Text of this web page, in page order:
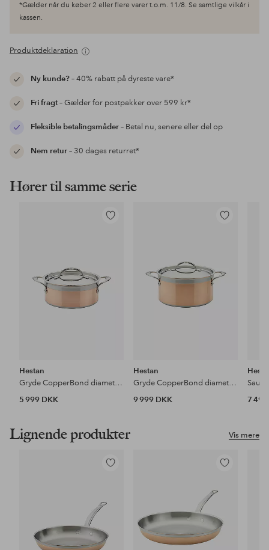
*Gælder når du køber 2 eller flere varer t.o.m. 11/8. Se samtlige vilkår i
kassen.
Produktdeklaration
Ny kunde?– 40% rabatt på dyreste vare*
Fri fragt– Gælder for postpakker over 599 kr*
Fleksible betalingsmåder– Betal nu, senere eller del op
Nem retur– 30 dages returret*
Hører til samme serie
Tilføj
Hestan
Gryde CopperBond diameter 20 cm, 2,8 liter
5 999 DKK
Tilføj
Hestan
Gryde CopperBond diameter 24 cm, 5,7 liter
9 999 DKK
7
Vis mere
Lignende produkter
Tilføj
Tilføj
favoritter